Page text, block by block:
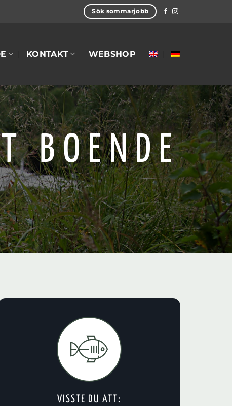
Sök sommarjobb
KONTAKT WEBSHOP
BOENDE
VISSTE DU ATT: